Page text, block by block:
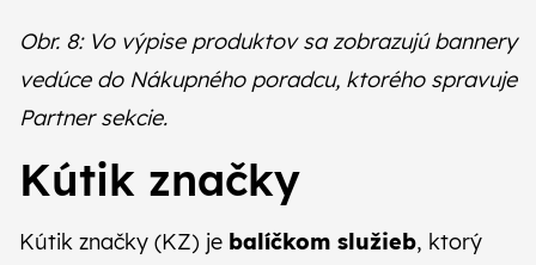
Obr. 8: Vo výpise produktov sa zobrazujú bannery
vedúce do Nákupného poradcu, ktorého spravuje
Partner sekcie.
Kútik značky
Kútik značky (KZ) je balíčkom služieb, ktorý